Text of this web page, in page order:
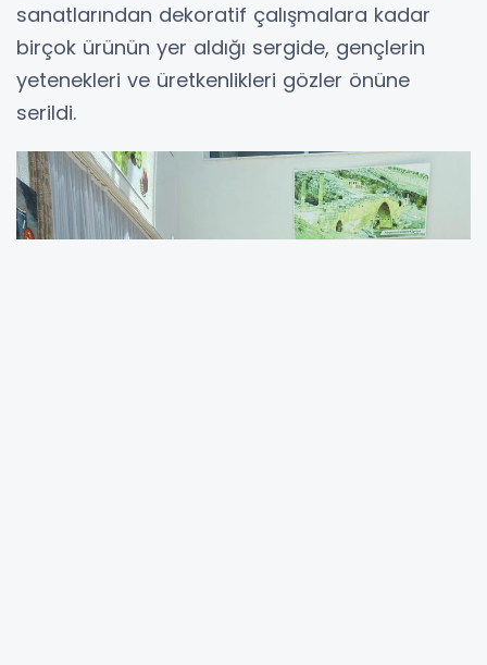
sanatlarından dekoratif çalışmalara kadar
birçok ürünün yer aldığı sergide, gençlerin
yetenekleri ve üretkenlikleri gözler önüne
serildi.